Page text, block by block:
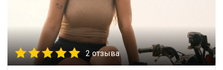
2 отзыва